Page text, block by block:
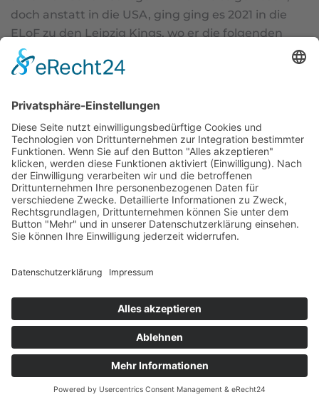
doch anstatt in die USA, ging ging es 2021 in die
ELoF zu den Leipzig Kings, wo er die folgenden
zwei Spielzeiten (2021, 2022) verbrachte. Doch der
organisatorische Aufwand von bis zu vier Fahrten
damit verbundene Stress, sorgten dafür das sich
der 1,88 m große und 104 kg schwere Linebacker
nach einem neuen Team umsah und final in
Braunschweig landete.
LEON RÖNICKE
zum Team der New Yorker Lions. Mit dem
der Jugend-Mannschaft der Arminia Spartans in
Hannover und wechselte 2019 ins Herrenteam der
Hannoveraner. Auf der Suche nach einer neuen
Herausforderung, fasste der Student für Sport und
Wirtschaftspädagogik den Entschluss, im Sommer